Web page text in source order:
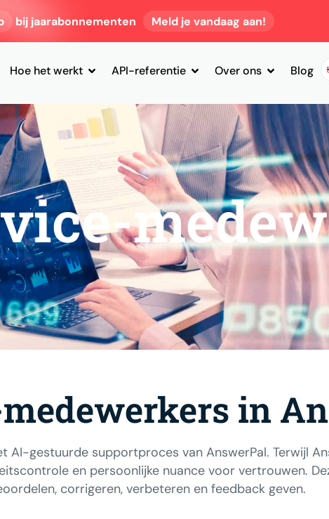
bij jaarabonnementen Meld je vandaag aan!
Hoe het werkt API-referentie Over ons Blog
in
AI-gestuurde supportproces van AnswerPal. Terwijl
en persoonlijke nuance voor vertrouwen.
corrigeren, verbeteren en feedback geven.